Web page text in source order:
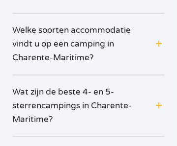
Welke soorten accommodatie
vindt u op een camping in
Charente-Maritime?
Wat zijn de beste 4- en 5-
sterrencampings in Charente-
Maritime?